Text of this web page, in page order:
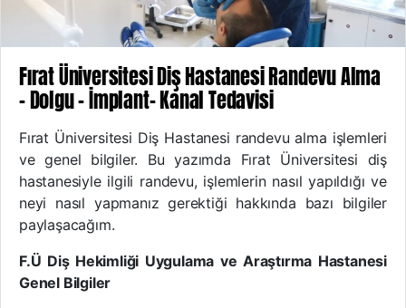
Fırat Üniversitesi Diş Hastanesi Randevu Alma
- Dolgu - İmplant- Kanal Tedavisi
Fırat Üniversitesi Diş Hastanesi randevu alma işlemleri
ve genel bilgiler. Bu yazımda Fırat Üniversitesi diş
hastanesiyle ilgili randevu, işlemlerin nasıl yapıldığı ve
neyi nasıl yapmanız gerektiği hakkında bazı bilgiler
paylaşacağım.
F.Ü Diş Hekimliği Uygulama ve Araştırma Hastanesi
Genel Bilgiler